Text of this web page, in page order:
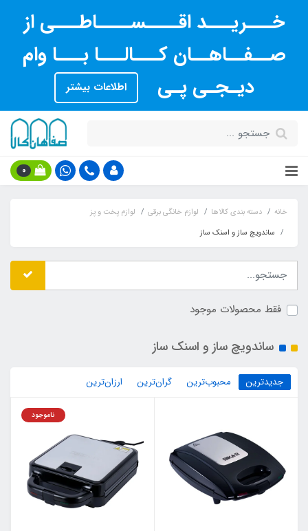
خـــریـــد اقــــســــاطـــی از
صــفــاهــان کـــالـــا بـــا وام
دیـجـی پـی
اطلاعات بیشتر
0
خانه دسته بندی کالاها لوازم خانگی برقی
لوازم پخت و پز
ساندویچ ساز و اسنک ساز
فقط محصولات موجود
ساندویچ ساز و اسنک ساز
جدیدترین محبوب‌ترین گران‌ترین ارزان‌ترین
ناموجود